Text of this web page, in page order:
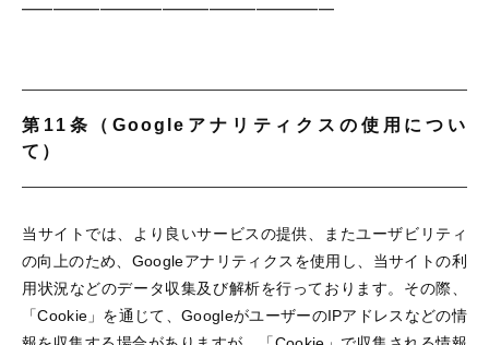
━━━━━━━━━━━━━━━━━━━━
第11条（Googleアナリティクスの使用につい
て）
当サイトでは、より良いサービスの提供、またユーザビリティ
の向上のため、Googleアナリティクスを使用し、当サイトの利
用状況などのデータ収集及び解析を行っております。その際、
「Cookie」を通じて、GoogleがユーザーのIPアドレスなどの情